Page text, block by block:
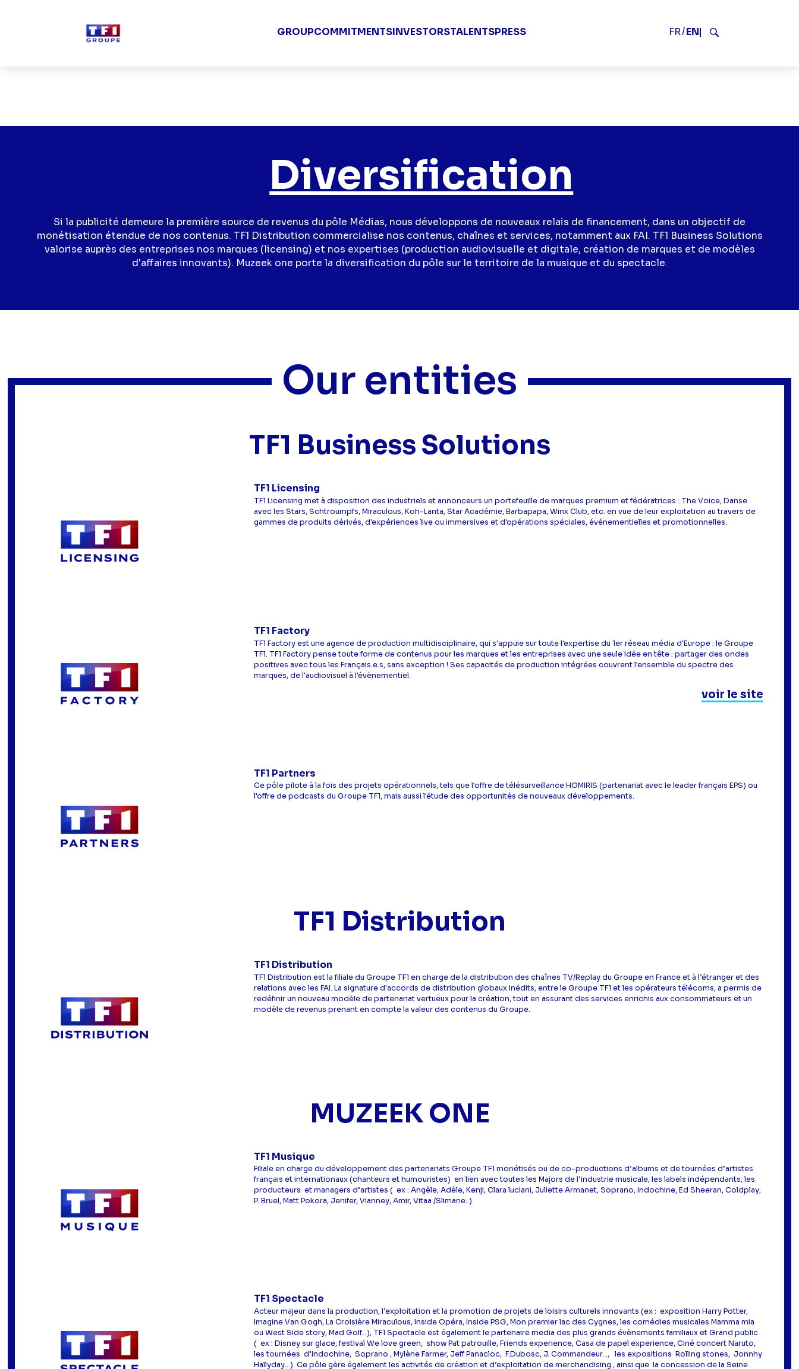
Groupe TF1 V2
GROUPCOMMITMENTSINVESTORSTALENTSPRESS FR EN
Diversification
Si la publicité demeure la première source de revenus du pôle Médias, nous développons de nouveaux relais de financement, dans un objectif de
monétisation étendue de nos contenus. TF1 Distribution commercialise nos contenus, chaînes et services, notamment aux FAI. TF1 Business Solutions
valorise auprès des entreprises nos marques (licensing) et nos expertises (production audiovisuelle et digitale, création de marques et de modèles
d'affaires innovants). Muzeek one porte la diversification du pôle sur le territoire de la musique et du spectacle.
Our entities
TF1 Business Solutions
TF1 Licensing
TF1 Licensing met à disposition des industriels et annonceurs un portefeuille de marques premium et fédératrices : The Voice, Danse
avec les Stars, Schtroumpfs, Miraculous, Koh-Lanta, Star Académie, Barbapapa, Winx Club, etc. en vue de leur exploitation au travers de
gammes de produits dérivés, d'expériences live ou immersives et d'opérations spéciales, événementielles et promotionnelles.
TF1 Factory
TF1 Factory est une agence de production multidisciplinaire, qui s'appuie sur toute l'expertise du 1er réseau média d'Europe : le Groupe
TF1. TF1 Factory pense toute forme de contenus pour les marques et les entreprises avec une seule idée en tête : partager des ondes
positives avec tous les Français.e.s, sans exception ! Ses capacités de production intégrées couvrent l'ensemble du spectre des
marques, de l'audiovisuel à l'évènementiel.
voir le site
TF1 Partners
Ce pôle pilote à la fois des projets opérationnels, tels que l'offre de télésurveillance HOMIRIS (partenariat avec le leader français EPS) ou
l'offre de podcasts du Groupe TF1, mais aussi l'étude des opportunités de nouveaux développements.
TF1 Distribution
TF1 Distribution
TF1 Distribution est la filiale du Groupe TF1 en charge de la distribution des chaînes TV/Replay du Groupe en France et à l’étranger et des
relations avec les FAI. La signature d'accords de distribution globaux inédits, entre le Groupe TF1 et les opérateurs télécoms, a permis de
redéfinir un nouveau modèle de partenariat vertueux pour la création, tout en assurant des services enrichis aux consommateurs et un
modèle de revenus prenant en compte la valeur des contenus du Groupe.
MUZEEK ONE
TF1 Musique
Filiale en charge du développement des partenariats Groupe TF1 monétisés ou de co-productions d’albums et de tournées d’artistes
français et internationaux (chanteurs et humouristes) en lien avec toutes les Majors de l’industrie musicale, les labels indépendants, les
producteurs et managers d’artistes ( ex : Angèle, Adèle, Kenji, Clara luciani, Juliette Armanet, Soprano, Indochine, Ed Sheeran, Coldplay,
P. Bruel, Matt Pokora, Jenifer, Vianney, Amir, Vitaa /Slimane..).
TF1 Spectacle
Acteur majeur dans la production, l’exploitation et la promotion de projets de loisirs culturels innovants (ex : exposition Harry Potter,
Imagine Van Gogh, La Croisière Miraculous, Inside Opéra, Inside PSG, Mon premier lac des Cygnes, les comédies musicales Mamma mia
ou West Side story, Mad Golf...), TF1 Spectacle est également le partenaire media des plus grands évènements familiaux et Grand public
( ex : Disney sur glace, festival We love green, show Pat patrouille, Friends experience, Casa de papel experience, Ciné concert Naruto,
les tournées d’Indochine, Soprano , Mylène Farmer, Jeff Panacloc, F.Dubosc, J. Commandeur…, les expositions Rolling stones, Jonnhy
Hallyday...). Ce pôle gère également les activités de création et d’exploitation de merchandising , ainsi que la concession de la Seine